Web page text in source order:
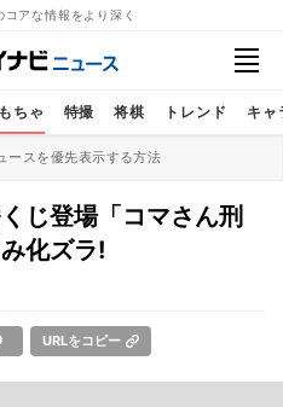
アな情報をより深く
ちゃ 特撮 将棋 トレンド キャ
ースを優先表示する方法
じ登場「コマさん刑
化ズラ!
URLをコピー